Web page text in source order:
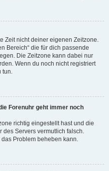
Zeit nicht deiner eigenen Zeitzone.
Bereich“ die für dich passende
Die Zeitzone kann dabei nur
Wenn du noch nicht registriert
tun.
Forenuhr geht immer noch
richtig eingestellt hast und die
des Servers vermutlich falsch.
das Problem beheben kann.